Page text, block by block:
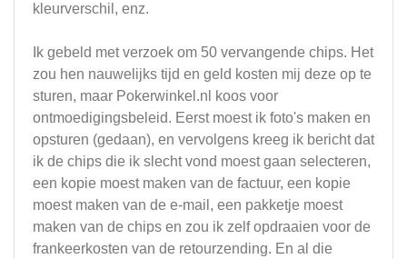
kleurverschil, enz.
Ik gebeld met verzoek om 50 vervangende chips. Het
zou hen nauwelijks tijd en geld kosten mij deze op te
sturen, maar Pokerwinkel.nl koos voor
ontmoedigingsbeleid. Eerst moest ik foto's maken en
opsturen (gedaan), en vervolgens kreeg ik bericht dat
ik de chips die ik slecht vond moest gaan selecteren,
een kopie moest maken van de factuur, een kopie
moest maken van de e-mail, een pakketje moest
maken van de chips en zou ik zelf opdraaien voor de
frankeerkosten van de retourzending. En al die